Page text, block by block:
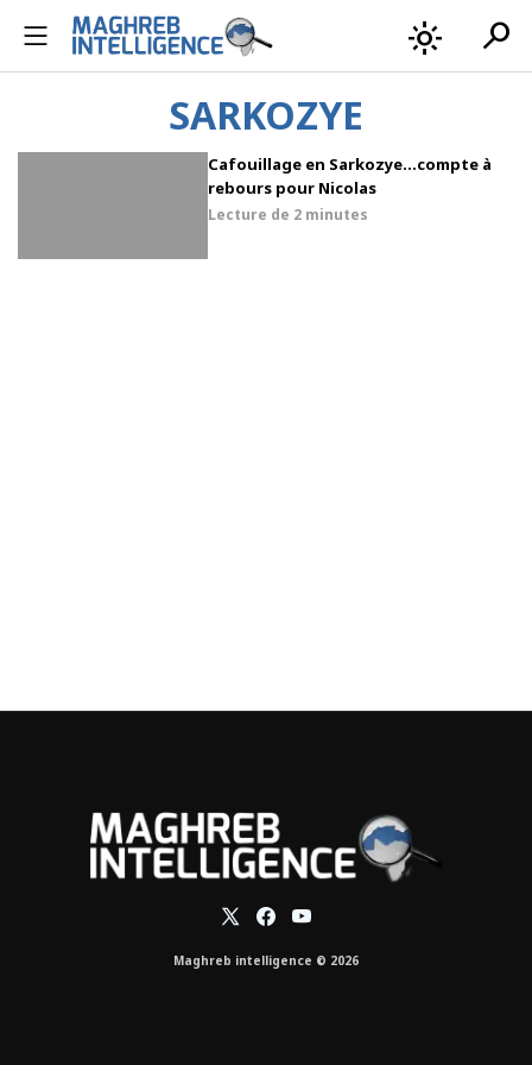
light_mode search
SARKOZYE
Cafouillage en Sarkozye…compte à
rebours pour Nicolas
Lecture de 2 minutes
Maghreb intelligence © 2026